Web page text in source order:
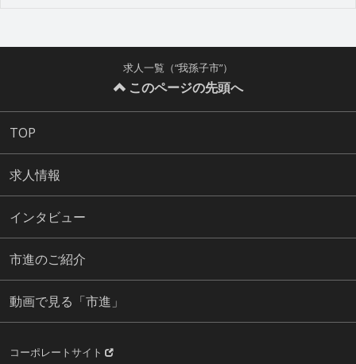
求人一覧（“我孫子市”）
このページの先頭へ
TOP
求人情報
インタビュー
市進のご紹介
動画で見る「市進」
コーポレートサイト